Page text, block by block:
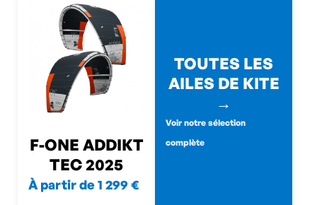
F-ONE ADDIKT
TEC 2025
À partir de 1 299 €
TOUTES LES
AILES DE KITE
→
Voir notre sélection
complète